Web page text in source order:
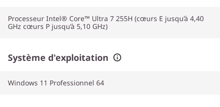
Processeur Intel® Core™ Ultra 7 255H (cœurs E jusqu’à 4,40
GHz cœurs P jusqu’à 5,10 GHz)
Système d'exploitation
Windows 11 Professionnel 64